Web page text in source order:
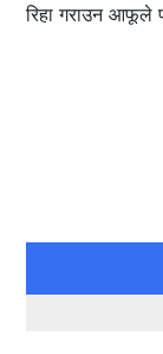
रिहा गराउन आफूले